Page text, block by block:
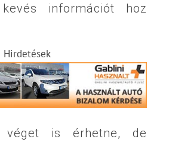
információt hoz
Hirdetések
is érhetne, de